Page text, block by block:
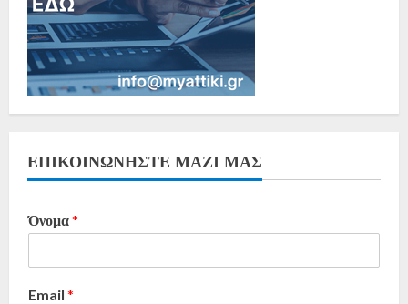
ΕΠΙΚΟΙΝΩΝΗΣΤΕ ΜΑΖΙ ΜΑΣ
Όνομα*
Email *